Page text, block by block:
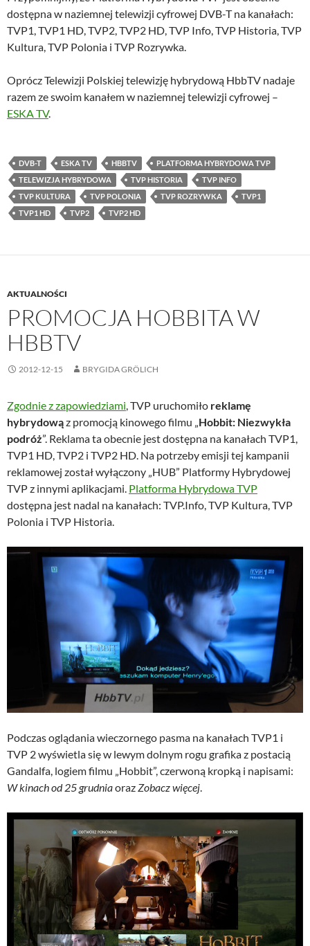
dostępna w naziemnej telewizji cyfrowej DVB-T na kanałach:
TVP1, TVP1 HD, TVP2, TVP2 HD, TVP Info, TVP Historia, TVP
Kultura, TVP Polonia i TVP Rozrywka.
Oprócz Telewizji Polskiej telewizję hybrydową HbbTV nadaje
razem ze swoim kanałem w naziemnej telewizji cyfrowej –
ESKA TV.
DVB-T ESKA TV HBBTV
PLATFORMA HYBRYDOWA TVP
TELEWIZJA HYBRYDOWA
TVP HISTORIA
TVP INFO
TVP KULTURA
TVP POLONIA TVP ROZRYWKA
TVP1
TVP1 HD
TVP2 TVP2 HD
AKTUALNOŚCI
PROMOCJA HOBBITA W
HBBTV
2012-12-15 BRYGIDA GRÖLICH
Zgodnie z zapowiedziami , TVP uruchomiło reklamę
hybrydowąz promocją kinowego filmu „ Hobbit: Niezwykła
podróż”. Reklama ta obecnie jest dostępna na kanałach TVP1,
TVP1 HD, TVP2 i TVP2 HD. Na potrzeby emisji tej kampanii
reklamowej został wyłączony „HUB” Platformy Hybrydowej
TVP z innymi aplikacjami. Platforma Hybrydowa TVP
dostępna jest nadal na kanałach: TVP.Info, TVP Kultura, TVP
Polonia i TVP Historia.
Podczas oglądania wieczornego pasma na kanałach TVP1 i
TVP 2 wyświetla się w lewym dolnym rogu grafika z postacią
Gandalfa, logiem filmu „Hobbit”, czerwoną kropką i napisami:
W kinach od 25 grudniaorazZobacz więcej.